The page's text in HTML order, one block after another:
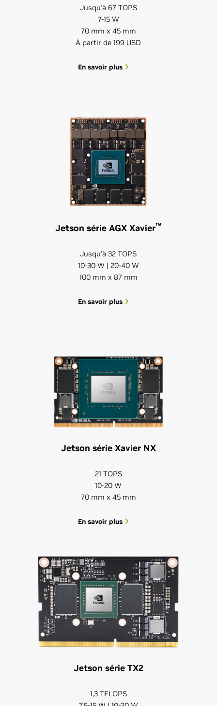
Jusqu'à 67 TOPS
7-15 W
70 mm x 45 mm
À partir de 199 USD
En savoir plus
Jetson série AGX Xavier™
Jusqu'à 32 TOPS
10-30 W | 20-40 W
100 mm x 87 mm
En savoir plus
Jetson série Xavier NX
21 TOPS
10-20 W
70 mm x 45 mm
En savoir plus
Jetson série TX2
1,3 TFLOPS